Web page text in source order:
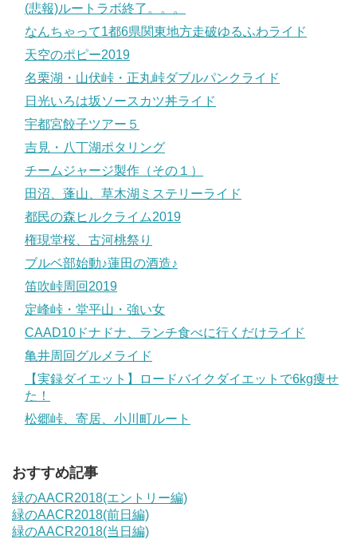
(悲報)ルートラボ終了。。。
なんちゃって1都6県関東地方走破ゆるふわライド
天空のポピー2019
名栗湖・山伏峠・正丸峠ダブルパンクライド
日光いろは坂ソースカツ丼ライド
宇都宮餃子ツアー５
吉見・八丁湖ポタリング
チームジャージ製作（その１）
田沼、蓬山、草木湖ミステリーライド
都民の森ヒルクライム2019
権現堂桜、古河桃祭り
ブルベ部始動♪蓮田の酒造♪
笛吹峠周回2019
定峰峠・堂平山・強い女
CAAD10ドナドナ、ランチ食べに行くだけライド
亀井周回グルメライド
【実録ダイエット】ロードバイクダイエットで6kg痩せ
た！
松郷峠、寄居、小川町ルート
おすすめ記事
緑のAACR2018(エントリー編)
緑のAACR2018(前日編)
緑のAACR2018(当日編)